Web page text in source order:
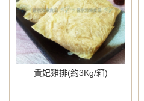
貴妃雞排(約3Kg/箱)